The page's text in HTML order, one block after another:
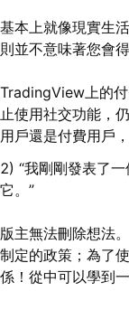
基本上就像現實生
則並不意味著您會
TradingView上的
止使用社交功能，
用戶還是付費用戶
2) “我剛剛發表了
它。”
版主無法刪除想法
制定的政策；為了
係！從中可以學到一